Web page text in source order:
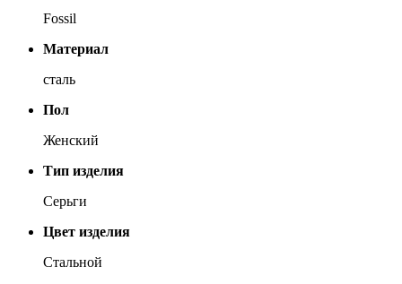
Fossil
Материал
сталь
Пол
Женский
Тип изделия
Серьги
Цвет изделия
Стальной